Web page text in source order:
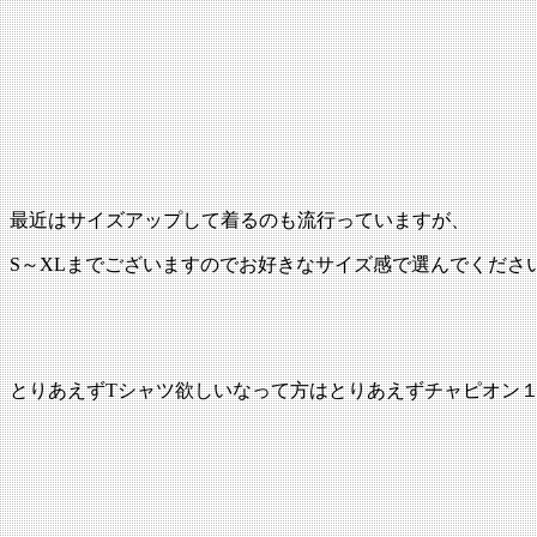
最近はサイズアップして着るのも流行っていますが、
S～XLまでございますのでお好きなサイズ感で選んでくださ
とりあえずTシャツ欲しいなって方はとりあえずチャピオン